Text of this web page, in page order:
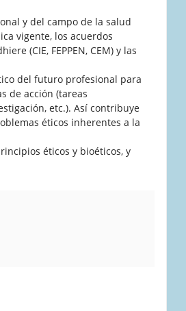
y del campo de la salud
vigente, los acuerdos
(CIE, FEPPEN, CEM) y las
del futuro profesional para
de acción (tareas
etc.). Así contribuye
éticos inherentes a la
éticos y bioéticos, y